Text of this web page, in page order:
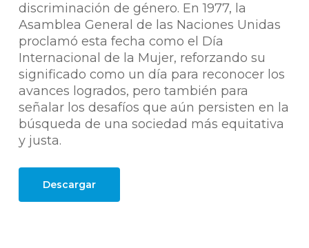
discriminación de género. En 1977, la
Asamblea General de las Naciones Unidas
proclamó esta fecha como el Día
Internacional de la Mujer, reforzando su
significado como un día para reconocer los
avances logrados, pero también para
señalar los desafíos que aún persisten en la
búsqueda de una sociedad más equitativa
y justa.
Descargar